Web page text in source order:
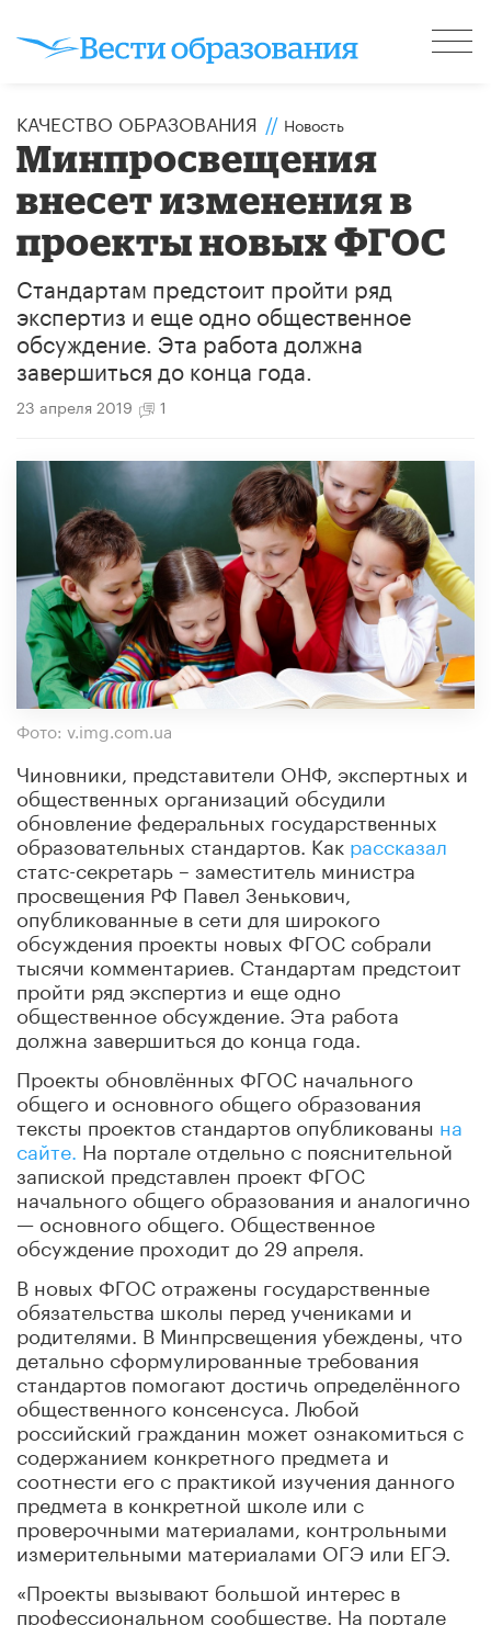
КАЧЕСТВО ОБРАЗОВАНИЯ // Новость
Минпросвещения
внесет изменения в
проекты новых ФГОС
Стандартам предстоит пройти ряд
экспертиз и еще одно общественное
обсуждение. Эта работа должна
завершиться до конца года.
23 апреля 2019 1
Фото: v.img.com.ua
Чиновники, представители ОНФ, экспертных и
общественных организаций обсудили
обновление федеральных государственных
образовательных стандартов. Как рассказал
статс-секретарь – заместитель министра
просвещения РФ Павел Зенькович,
опубликованные в сети для широкого
обсуждения проекты новых ФГОС собрали
тысячи комментариев. Стандартам предстоит
пройти ряд экспертиз и еще одно
общественное обсуждение. Эта работа
должна завершиться до конца года.
Проекты обновлённых ФГОС начального
общего и основного общего образования
тексты проектов стандартов опубликованы на
сайте. На портале отдельно с пояснительной
запиской представлен проект ФГОС
начального общего образования и аналогично
— основного общего. Общественное
обсуждение проходит до 29 апреля.
В новых ФГОС отражены государственные
обязательства школы перед учениками и
родителями. В Минпрсвещения убеждены, что
детально сформулированные требования
стандартов помогают достичь определённого
общественного консенсуса. Любой
российский гражданин может ознакомиться с
содержанием конкретного предмета и
соотнести его с практикой изучения данного
предмета в конкретной школе или с
проверочными материалами, контрольными
измерительными материалами ОГЭ или ЕГЭ.
«Проекты вызывают большой интерес в
профессиональном сообществе. На портале